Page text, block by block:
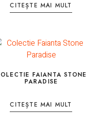
CITEȘTE MAI MULT
FAIANTA STONE
PARADISE
CITEȘTE MAI MULT